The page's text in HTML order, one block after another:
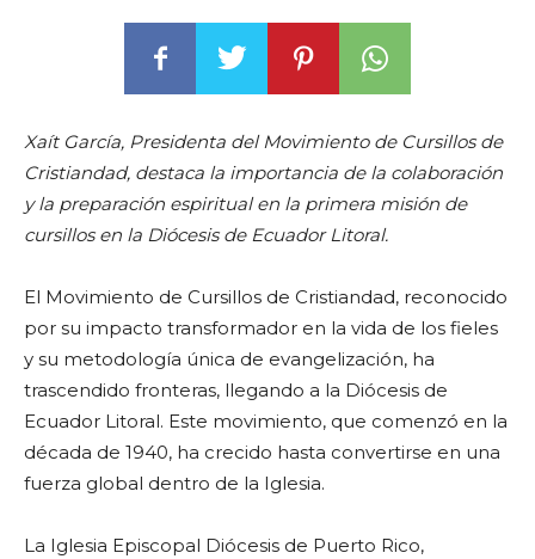
Xaít García, Presidenta del Movimiento de Cursillos de
Cristiandad, destaca la importancia de la colaboración
y la preparación espiritual en la primera misión de
cursillos en la Diócesis de Ecuador Litoral.
El Movimiento de Cursillos de Cristiandad, reconocido
por su impacto transformador en la vida de los fieles
y su metodología única de evangelización, ha
trascendido fronteras, llegando a la Diócesis de
Ecuador Litoral. Este movimiento, que comenzó en la
década de 1940, ha crecido hasta convertirse en una
fuerza global dentro de la Iglesia.
La Iglesia Episcopal Diócesis de Puerto Rico,